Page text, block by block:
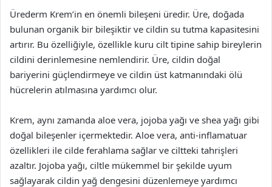
Ürederm Krem’in en önemli bileşeni üredir. Üre, doğada
bulunan organik bir bileşiktir ve cildin su tutma kapasitesini
artırır. Bu özelliğiyle, özellikle kuru cilt tipine sahip bireylerin
cildini derinlemesine nemlendirir. Üre, cildin doğal
bariyerini güçlendirmeye ve cildin üst katmanındaki ölü
hücrelerin atılmasına yardımcı olur.
Krem, aynı zamanda aloe vera, jojoba yağı ve shea yağı gibi
doğal bileşenler içermektedir. Aloe vera, anti-inflamatuar
özellikleri ile cilde ferahlama sağlar ve ciltteki tahrişleri
azaltır. Jojoba yağı, ciltle mükemmel bir şekilde uyum
sağlayarak cildin yağ dengesini düzenlemeye yardımcı